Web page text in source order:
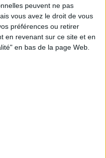
peuvent ne pas
vous avez le droit de vous
préférences ou retirer
en revenant sur ce site et en
en bas de la page Web.